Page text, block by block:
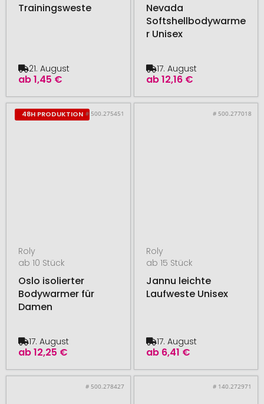
Trainingsweste
ab1,45 €
21. August
Nevada
Softshellbodywarme
r Unisex
ab12,16 €
17. August
48H PRODUKTION # 500.275451
Roly
ab 10 Stück
Oslo isolierter
Bodywarmer für
Damen
ab12,25 €
17. August
# 500.277018
Roly
ab 15 Stück
Jannu leichte
Laufweste Unisex
ab 6,41 €
17. August
# 500.278427 # 140.272971